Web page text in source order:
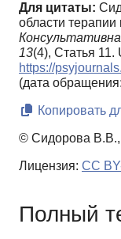
Для цитаты:
области
13(4), Статья 11.
https://
(дата
Копировать
© Сидорова
Лицензия: CC
Полный